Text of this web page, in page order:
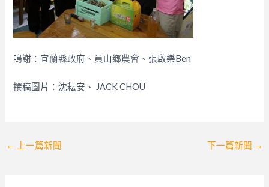
鳴謝：宜蘭縣政府、員山鄉農會、張啟樂Ben
撰稿圖片：沈耘安、 JACK CHOU
Post
← 上一篇新聞 下一篇新聞 →